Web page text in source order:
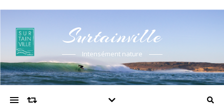
Surtainville
Intensément nature